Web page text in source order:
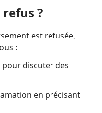
?
est refusée,
:
pour discuter des
en précisant